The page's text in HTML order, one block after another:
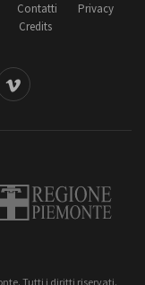
Contatti
Privacy
Credits
Tutti i diritti riservati.